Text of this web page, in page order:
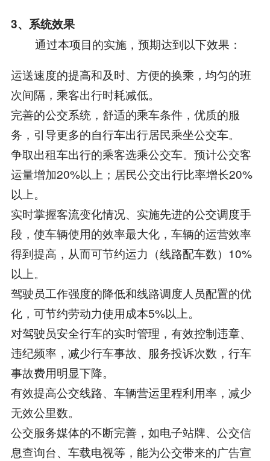
3、系统效果
通过本项目的实施，预期达到以下效果：
运送速度的提高和及时、方便的换乘，均匀的班
次间隔，乘客出行时耗减低。
完善的公交系统，舒适的乘车条件，优质的服
务，引导更多的自行车出行居民乘坐公交车。
争取出租车出行的乘客选乘公交车。预计公交客
运量增加20%以上；居民公交出行比率增长20%
以上。
实时掌握客流变化情况、实施先进的公交调度手
段，使车辆使用的效率最大化，车辆的运营效率
得到提高，从而可节约运力（线路配车数）10%
以上。
驾驶员工作强度的降低和线路调度人员配置的优
化，可节约劳动力使用成本5%以上。
对驾驶员安全行车的实时管理，有效控制违章、
违纪频率，减少行车事故、服务投诉次数，行车
事故费用明显下降。
有效提高公交线路、车辆营运里程利用率，减少
无效公里数。
公交服务媒体的不断完善，如电子站牌、公交信
息查询台、车载电视等，能为公交带来的广告宣